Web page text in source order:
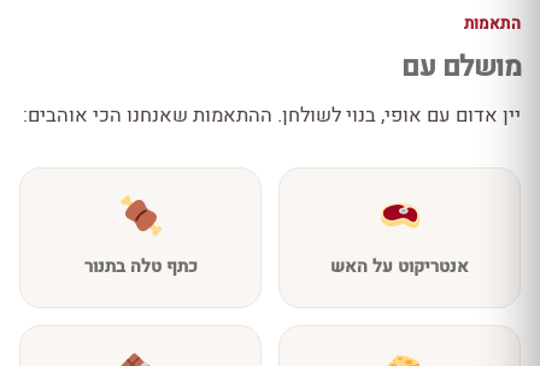
התאמות
מושלם עם
יין אדום עם אופי, בנוי לשולחן. ההתאמות שאנחנו הכי אוהבים:
אנטריקוט על האש כתף טלה בתנור